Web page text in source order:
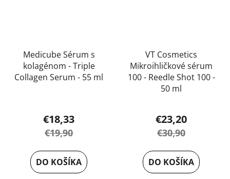
Medicube Sérum s
kolagénom - Triple
Collagen Serum - 55 ml
€18,33
€19,90
DO KOŠÍKA
VT Cosmetics
Mikroihličkové sérum
100 - Reedle Shot 100 -
50 ml
hodnotenie
produktu
je
5,0
€23,20
€30,90
DO KOŠÍKA